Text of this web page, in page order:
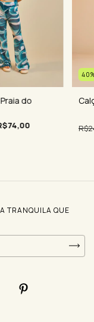
do
40
TRANQUILA QUE